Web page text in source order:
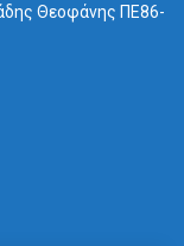
Θεοφάνης ΠΕ86-